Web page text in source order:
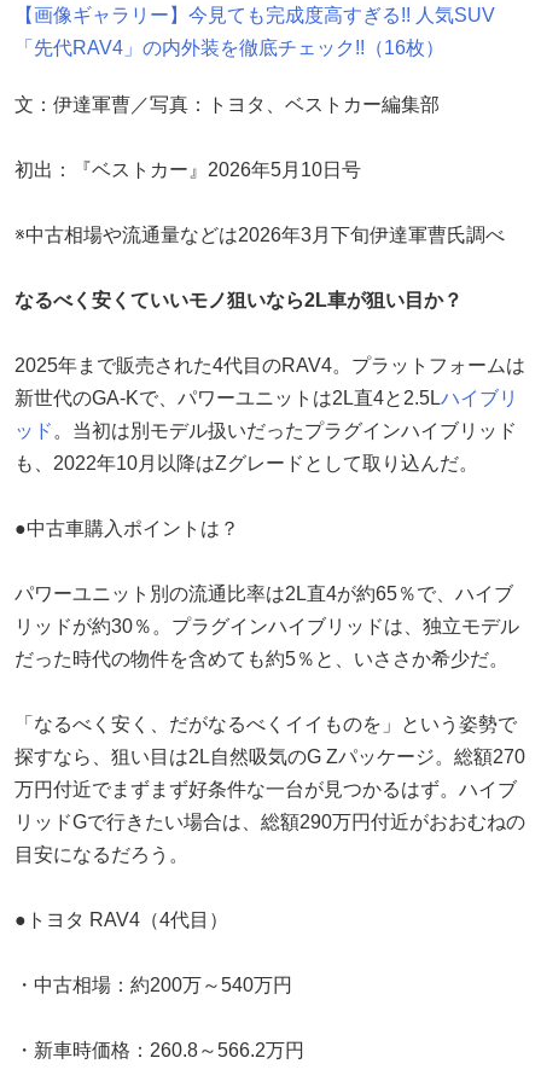
【画像ギャラリー】今見ても完成度高すぎる!! 人気SUV
「先代RAV4」の内外装を徹底チェック!!（16枚）
文：伊達軍曹／写真：トヨタ、ベストカー編集部
初出：『ベストカー』2026年5月10日号
※中古相場や流通量などは2026年3月下旬伊達軍曹氏調べ
なるべく安くていいモノ狙いなら2L車が狙い目か？
2025年まで販売された4代目のRAV4。プラットフォームは
新世代のGA-Kで、パワーユニットは2L直4と2.5Lハイブリ
ッド 。当初は別モデル扱いだったプラグインハイブリッド
も、2022年10月以降はZグレードとして取り込んだ。
●中古車購入ポイントは？
パワーユニット別の流通比率は2L直4が約65％で、ハイブ
リッドが約30％。プラグインハイブリッドは、独立モデル
だった時代の物件を含めても約5％と、いささか希少だ。
「なるべく安く、だがなるべくイイものを」という姿勢で
探すなら、狙い目は2L自然吸気のG Zパッケージ。総額270
万円付近でまずまず好条件な一台が見つかるはず。ハイブ
リッドGで行きたい場合は、総額290万円付近がおおむねの
目安になるだろう。
●トヨタ RAV4（4代目）
・中古相場：約200万～540万円
・新車時価格：260.8～566.2万円